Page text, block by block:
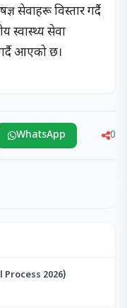
सेवाहरू विस्तार गर्दै
स्वास्थ्य सेवा
आएको छ।
WhatsApp 0
Process 2026)